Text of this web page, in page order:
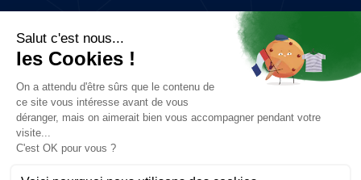
Palette en bois
Rehausse bois – Magasin et Transport
Panneau bois
Caisse bois
Composteur en bois